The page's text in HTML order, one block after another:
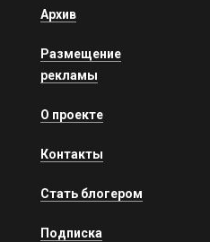
Архив
Размещение
рекламы
О проекте
Контакты
Стать блогером
Подписка